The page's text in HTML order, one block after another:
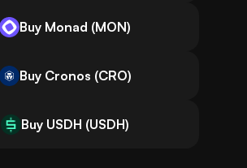
Buy Monad (MON)
Buy Cronos (CRO)
Buy USDH (USDH)